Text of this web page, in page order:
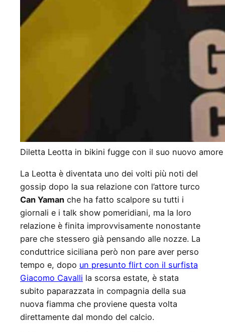
Diletta Leotta in bikini fugge con il suo nuovo amore
La Leotta è diventata uno dei volti più noti del
gossip dopo la sua relazione con l’attore turco
Can Yaman che ha fatto scalpore su tutti i
giornali e i talk show pomeridiani, ma la loro
relazione è finita improvvisamente nonostante
pare che stessero già pensando alle nozze. La
conduttrice siciliana però non pare aver perso
tempo e, dopo un presunto flirt con il surfista
Giacomo Cavalli la scorsa estate, è stata
subito paparazzata in compagnia della sua
nuova fiamma che proviene questa volta
direttamente dal mondo del calcio.